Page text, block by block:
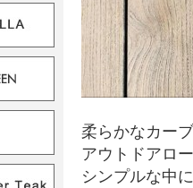
柔らかなカー
アウトドアロ
シンプルな中